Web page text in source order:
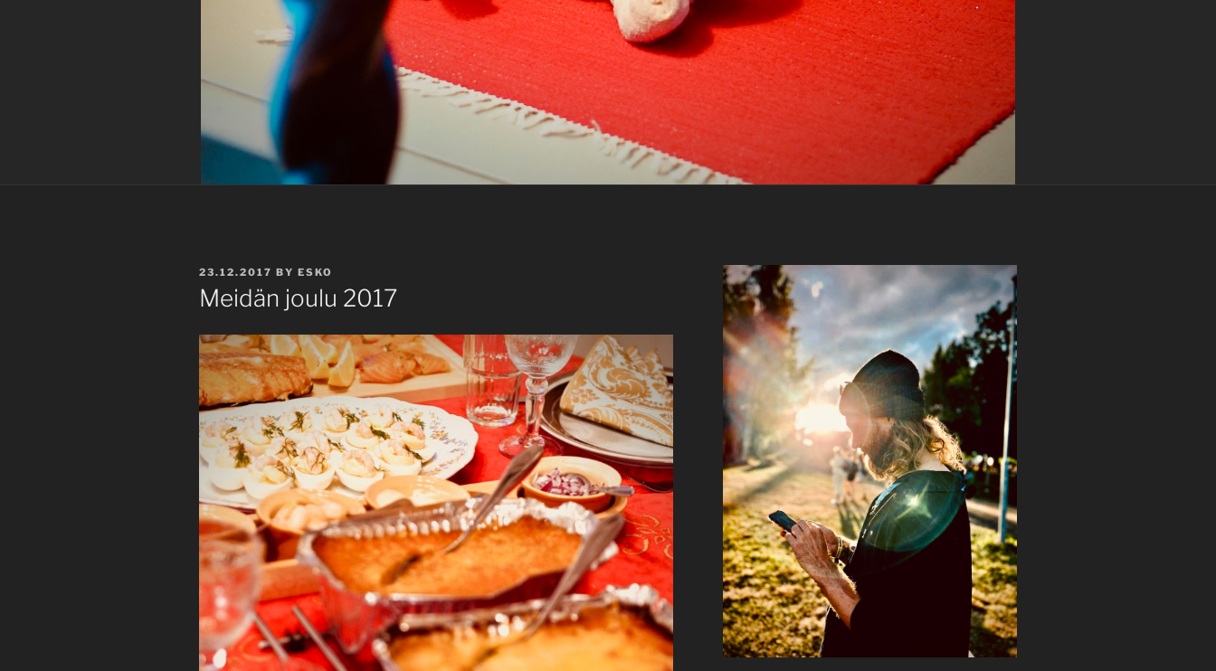
POSTED
ON
23.12.2017 BY ESKO
Meidän joulu 2017